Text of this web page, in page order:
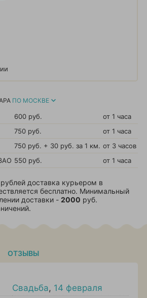
ПО МОСКВЕ
600 руб.
от 1 часа
750 руб.
от 1 часа
750 руб. + 30 руб. за 1 км. от 3 часов
550 руб. от 1 часа
рублей доставка курьером в
бесплатно. Минимальный
доставки - 2000 руб.
ОТЗЫВЫ
Свадьба, 14 февраля